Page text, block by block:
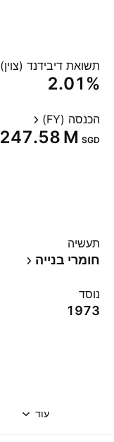
תשואת דיבידנד (צוין)
2.01%
הכנסה (FY)
‪247.58 M‬ SGD
תעשיה
חומרי בנייה
נוסד
1973
עוד